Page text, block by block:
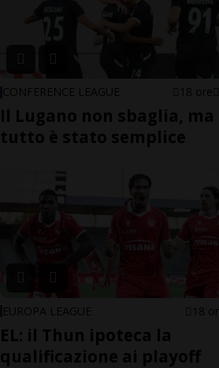
CONFERENCE LEAGUE 18 ore
Il Lugano non sbaglia, ma
tutto è stato semplice
EUROPA LEAGUE 18
EL: il Thun ipoteca la
qualificazione ai playoff